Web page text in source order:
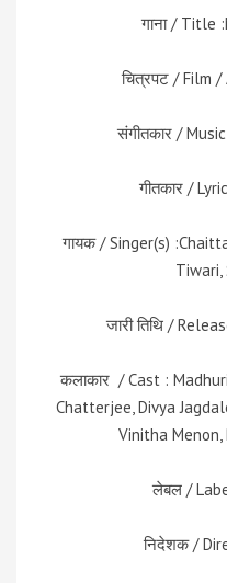
गाना / Title
चित्रपट / Film
संगीतकार /
गीतकार /
गायक / Singer(s)
Tiwari,
जारी तिथि /
कलाकार / Cast :
Chatterjee, Divya
Vinitha Menon,
लेबल /
निदेशक /